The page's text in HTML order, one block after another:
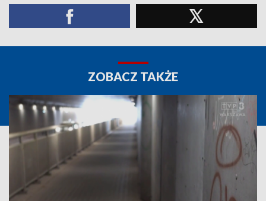
ZOBACZ TAKŻE